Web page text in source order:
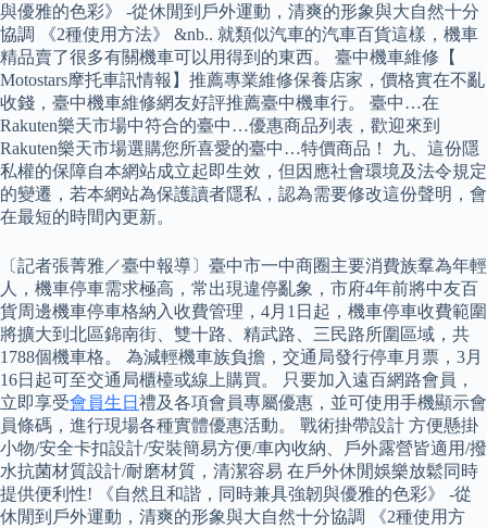
與優雅的色彩》 -從休閒到戶外運動，清爽的形象與大自然十分
協調 《2種使用方法》 &nb.. 就類似汽車的汽車百貨這樣，機車
精品賣了很多有關機車可以用得到的東西。 臺中機車維修【
Motostars摩托車訊情報】推薦專業維修保養店家，價格實在不亂
收錢，臺中機車維修網友好評推薦臺中機車行。 臺中…在
Rakuten樂天市場中符合的臺中…優惠商品列表，歡迎來到
Rakuten樂天市場選購您所喜愛的臺中…特價商品！ 九、這份隱
私權的保障自本網站成立起即生效，但因應社會環境及法令規定
的變遷，若本網站為保護讀者隱私，認為需要修改這份聲明，會
在最短的時間內更新。
〔記者張菁雅／臺中報導〕臺中市一中商圈主要消費族羣為年輕
人，機車停車需求極高，常出現違停亂象，市府4年前將中友百
貨周邊機車停車格納入收費管理，4月1日起，機車停車收費範圍
將擴大到北區錦南街、雙十路、精武路、三民路所圍區域，共
1788個機車格。 為減輕機車族負擔，交通局發行停車月票，3月
16日起可至交通局櫃檯或線上購買。 只要加入遠百網路會員，
立即享受會員生日 禮及各項會員專屬優惠，並可使用手機顯示會
員條碼，進行現場各種實體優惠活動。 戰術掛帶設計 方便懸掛
小物/安全卡扣設計/安裝簡易方便/車內收納、戶外露營皆適用/撥
水抗菌材質設計/耐磨材質，清潔容易 在戶外休閒娛樂放鬆同時
提供便利性! 《自然且和諧，同時兼具強韌與優雅的色彩》 -從
休閒到戶外運動，清爽的形象與大自然十分協調 《2種使用方